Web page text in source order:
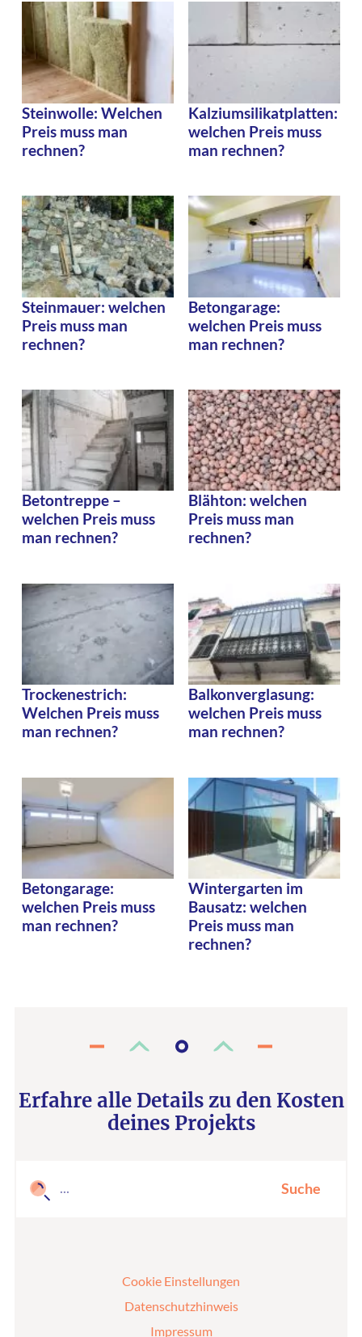
Steinwolle: Welchen
Preis muss man
rechnen?
Kalziumsilikatplatten:
welchen Preis muss
man rechnen?
Steinmauer: welchen
Preis muss man
rechnen?
Betongarage:
welchen Preis muss
man rechnen?
Betontreppe –
welchen Preis muss
man rechnen?
Blähton: welchen
Preis muss man
rechnen?
Trockenestrich:
Welchen Preis muss
man rechnen?
Balkonverglasung:
welchen Preis muss
man rechnen?
Betongarage:
welchen Preis muss
man rechnen?
Wintergarten im
Bausatz: welchen
Preis muss man
rechnen?
Erfahre alle Details zu den Kosten
deines Projekts
Suche
Cookie Einstellungen
Datenschutzhinweis
Impressum